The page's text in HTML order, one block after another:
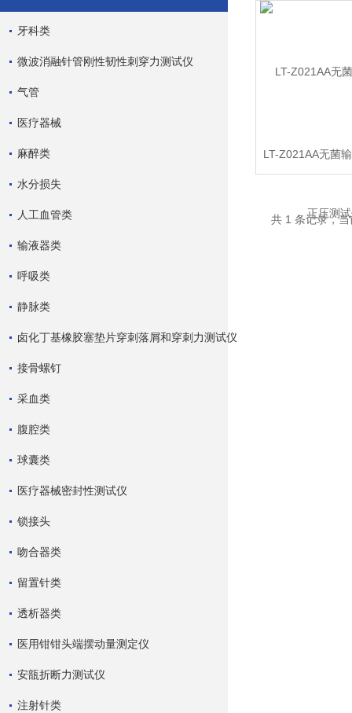
牙科类
微波消融针管刚性韧性刺穿力测试仪
气管
医疗器械
麻醉类
水分损失
人工血管类
输液器类
呼吸类
静脉类
卤化丁基橡胶塞垫片穿刺落屑和穿刺力测试仪
接骨螺钉
采血类
腹腔类
球囊类
医疗器械密封性测试仪
锁接头
吻合器类
留置针类
透析器类
医用钳钳头端摆动量测定仪
安瓿折断力测试仪
注射针类
LT-Z021AA无菌
压测试
共 1 条记录，